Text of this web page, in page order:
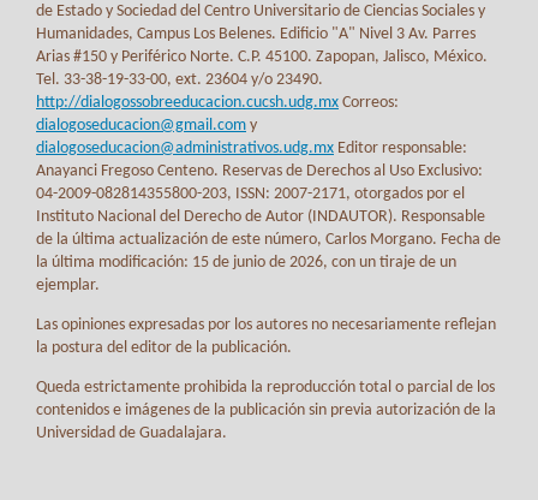
de Estado y Sociedad del Centro Universitario de Ciencias Sociales y
Humanidades, Campus Los Belenes. Edificio "A" Nivel 3 Av. Parres
Arias #150 y Periférico Norte. C.P. 45100. Zapopan, Jalisco, México.
Tel. 33-38-19-33-00, ext. 23604 y/o 23490.
http://dialogossobreeducacion.cucsh.udg.mx Correos:
dialogoseducacion@gmail.com y
dialogoseducacion@administrativos.udg.mx Editor responsable:
Anayanci Fregoso Centeno. Reservas de Derechos al Uso Exclusivo:
04-2009-082814355800-203, ISSN: 2007-2171, otorgados por el
Instituto Nacional del Derecho de Autor (INDAUTOR). Responsable
de la última actualización de este número, Carlos Morgano. Fecha de
la última modificación: 15 de junio de 2026, con un tiraje de un
ejemplar.
Las opiniones expresadas por los autores no necesariamente reflejan
la postura del editor de la publicación.
Queda estrictamente prohibida la reproducción total o parcial de los
contenidos e imágenes de la publicación sin previa autorización de la
Universidad de Guadalajara.